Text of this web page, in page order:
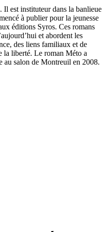
Il est instituteur dans la banlieue
à publier pour la jeunesse
éditions Syros. Ces romans
et abordent les
des liens familiaux et de
la liberté. Le roman Méto a
au salon de Montreuil en 2008.